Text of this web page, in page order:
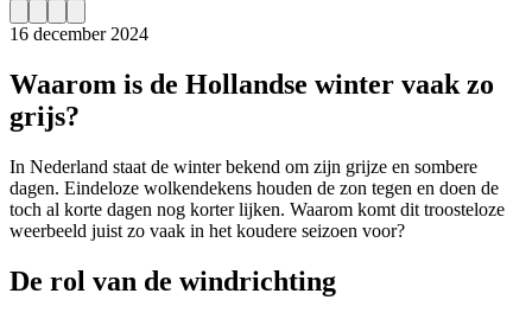
16 december 2024
Waarom is de Hollandse winter vaak zo
grijs?
In Nederland staat de winter bekend om zijn grijze en sombere
dagen. Eindeloze wolkendekens houden de zon tegen en doen de
toch al korte dagen nog korter lijken. Waarom komt dit troosteloze
weerbeeld juist zo vaak in het koudere seizoen voor?
De rol van de windrichting